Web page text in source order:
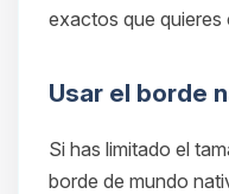
exactos que quieres
Usar el borde
Si has limitado el
borde de mundo